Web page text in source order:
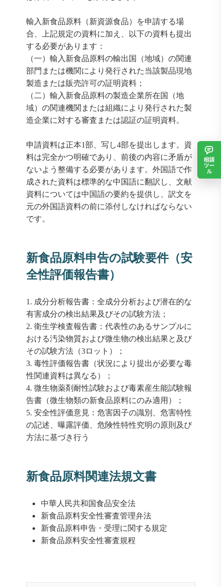
輸入新食品原料（新資源食品）を申請する場
合、上記規定の資料に加え、以下の資料も提出
する必要があります：
（一）輸入新食品原料の輸出国（地域）の関連
部門または機関により発行された当該製品現地
製造または販売許可の証明資料；
（二）輸入新食品原料の製造企業所在国（地
域）の関連機関または組織により発行された製
造企業に対する審査または認証の証明資料。
申請資料は正本1部、写し4部を提出します。資
料は完全かつ明確であり、前後の内容に矛盾が
ないよう整備する必要があります。外国語で作
成された資料は標準的な中国語に翻訳し、文献
資料については中国語の要約を提供し、訳文を
元の外国語資料の前に添付しなければならない
です。
新食品原料申告の試験要件（安
全性評価報告書）
1. 成分分析報告書：全成分分析および潜在的な
有害成分の検出結果及びその試験方法；
2. 衛生学検査報告書：代表性のあるサンプルに
おける汚染物質および微生物の検出結果と及び
その試験方法（3ロット）；
3. 毒性評価報告書（状況により提出が必要な毒
性関連資料は異なる）；
4. 微生物薬剤耐性試験および毒素産生能試験報
告書（微生物類の新食品原料にのみ適用）；
5. 安全性評価意見：危害因子の識別、危害特性
の記述、曝露評価、危険性特性究明の原則及び
方法に基づき行う
新食品原料関連法規文書
中華人民共和国食品安全法
新食品原料安全性審査管理弁法
新食品原料申告・受理に関する規定
新食品原料安全性審査規程
相談
ツー
ル